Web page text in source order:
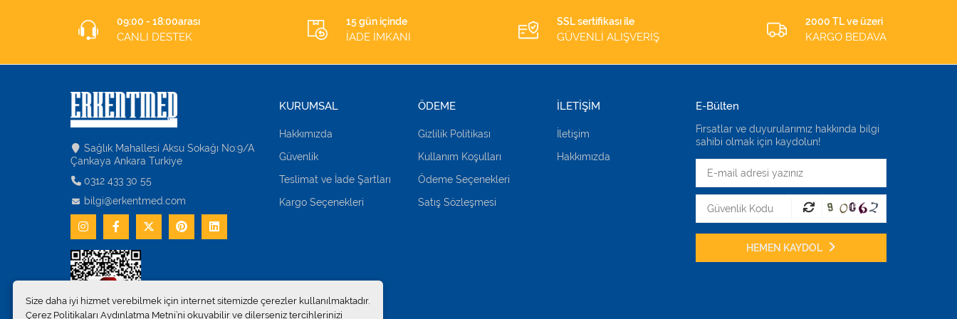
09:00 - 18:00arası
CANLI DESTEK
15 gün içinde
İADE İMKANI
SSL sertifikası ile
GÜVENLİ ALIŞVERİŞ
2000 TL ve üzeri
KARGO BEDAVA
Sağlık Mahallesi Aksu Sokağı No:9/A
Çankaya Ankara Turkiye
0312 433 30 55
bilgi@erkentmed.com
E-Bülten
Fırsatlar ve duyurularımız hakkında bilgi
sahibi olmak için kaydolun!
HEMEN KAYDOL
KURUMSAL
Hakkımızda
Güvenlik
Teslimat ve İade Şartları
Kargo Seçenekleri
ÖDEME
Gizlilik Politikası
Kullanım Koşulları
Ödeme Seçenekleri
Satış Sözleşmesi
İLETİŞİM
İletişim
Hakkımızda
Size daha iyi hizmet verebilmek için internet sitemizde çerezler kullanılmaktadır.
Çerez Politikaları Aydınlatma Metni’ni okuyabilir ve dilerseniz tercihlerinizi